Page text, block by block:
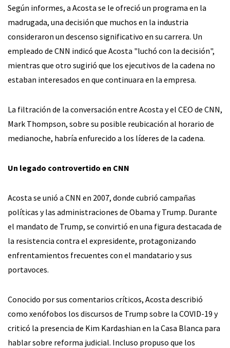
Según informes, a Acosta se le ofreció un programa en la
madrugada, una decisión que muchos en la industria
consideraron un descenso significativo en su carrera. Un
empleado de CNN indicó que Acosta "luchó con la decisión",
mientras que otro sugirió que los ejecutivos de la cadena no
estaban interesados en que continuara en la empresa.
La filtración de la conversación entre Acosta y el CEO de CNN,
Mark Thompson, sobre su posible reubicación al horario de
medianoche, habría enfurecido a los líderes de la cadena.
Un legado controvertido en CNN
Acosta se unió a CNN en 2007, donde cubrió campañas
políticas y las administraciones de Obama y Trump. Durante
el mandato de Trump, se convirtió en una figura destacada de
la resistencia contra el expresidente, protagonizando
enfrentamientos frecuentes con el mandatario y sus
portavoces.
Conocido por sus comentarios críticos, Acosta describió
como xenófobos los discursos de Trump sobre la COVID-19 y
criticó la presencia de Kim Kardashian en la Casa Blanca para
hablar sobre reforma judicial. Incluso propuso que los